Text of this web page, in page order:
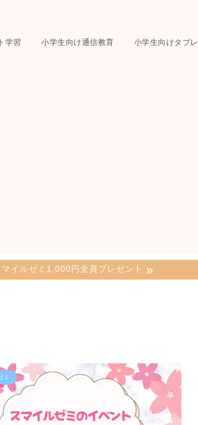
学習 小学生向け通信教育 小学生向けタブ
マイルゼミ1,000円全員プレゼント
ミ